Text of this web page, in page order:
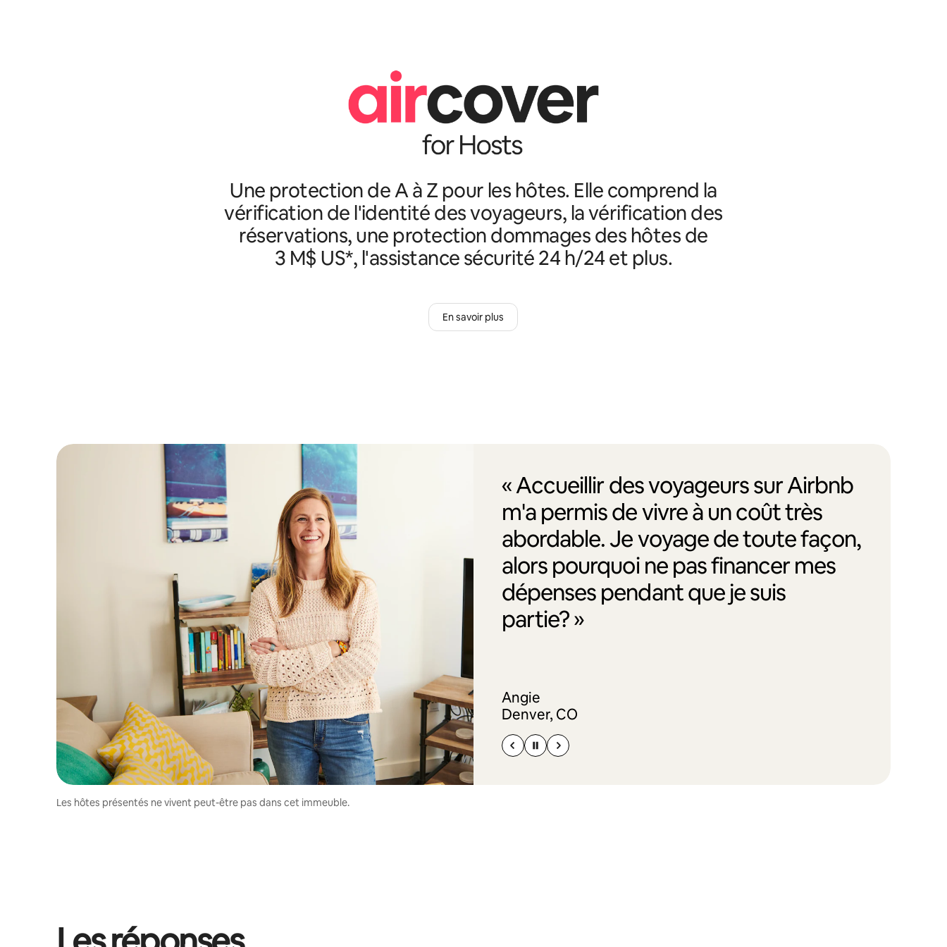
Une protection de A à Z pour les hôtes. Elle comprend la
vérification de l'identité des voyageurs, la vérification des
réservations, une protection dommages des hôtes de
3 M$ US*, l'assistance sécurité 24 h/24 et plus.
En savoir plus
« Accueillir des voyageurs sur Airbnb
m'a permis de vivre à un coût très
abordable. Je voyage de toute façon,
alors pourquoi ne pas financer mes
dépenses pendant que je suis
partie? »
Angie
Denver, CO
Les hôtes présentés ne vivent peut-être pas dans cet immeuble.